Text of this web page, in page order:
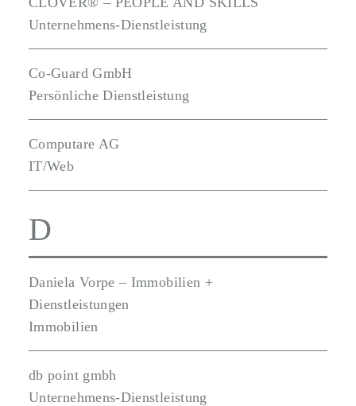
Unternehmens-Dienstleistung
Co-Guard GmbH
Persönliche Dienstleistung
Computare AG
IT/Web
D
Daniela Vorpe – Immobilien +
Dienstleistungen
Immobilien
db point gmbh
Unternehmens-Dienstleistung